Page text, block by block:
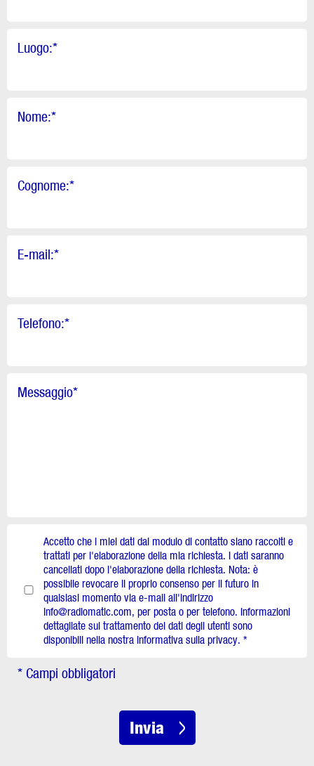
Luogo:*
Nome:*
Cognome:*
E-mail:*
Telefono:*
Messaggio*
Accetto che i miei dati dal modulo di contatto siano raccolti e
trattati per l'elaborazione della mia richiesta. I dati saranno
cancellati dopo l'elaborazione della richiesta. Nota: è
possibile revocare il proprio consenso per il futuro in
qualsiasi momento via e-mail all'indirizzo
info@radiomatic.com, per posta o per telefono. Informazioni
dettagliate sul trattamento dei dati degli utenti sono
disponibili nella nostra informativa sulla privacy. *
* Campi obbligatori
Invia